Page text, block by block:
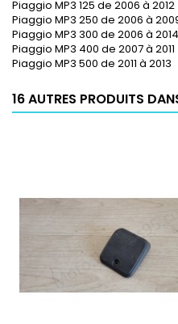
Piaggio MP3 125 de 2006 à 2012
Piaggio MP3 250 de 2006 à
Piaggio MP3 300 de 2006 à 2014
Piaggio MP3 400 de 2007 à 2011
Piaggio MP3 500 de 2011 à 2013
16 AUTRES PRODUITS